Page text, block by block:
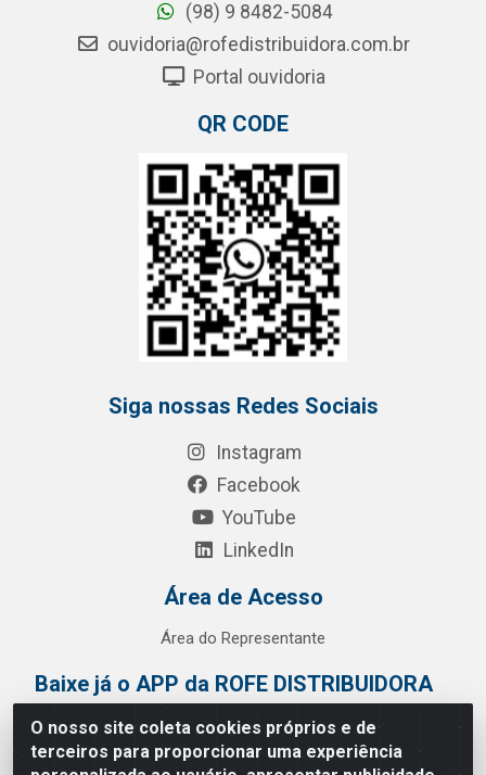
O nosso site coleta cookies próprios e de
terceiros para proporcionar uma experiência
(98) 9 8482-5084
ouvidoria@rofedistribuidora.com.br
Portal ouvidoria
QR CODE
Siga nossas Redes Sociais
Instagram
Facebook
YouTube
LinkedIn
Área de Acesso
Área do Representante
Baixe já o APP da ROFE DISTRIBUIDORA